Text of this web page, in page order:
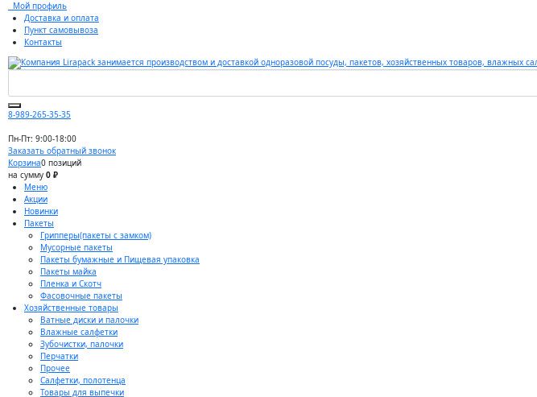
Мой профиль
Доставка и оплата
Пункт самовывоза
Контакты
8-989-265-35-35
Пн-Пт: 9:00-18:00
Заказать обратный звонок
Корзина0 позиций
на сумму 0 ₽
Меню
Акции
Новинки
Пакеты
Грипперы(пакеты с замком)
Мусорные пакеты
Пакеты бумажные и Пищевая упаковка
Пакеты майка
Пленка и Скотч
Фасовочные пакеты
Хозяйственные товары
Ватные диски и палочки
Влажные салфетки
Зубочистки, палочки
Перчатки
Прочее
Салфетки, полотенца
Товары для выпечки